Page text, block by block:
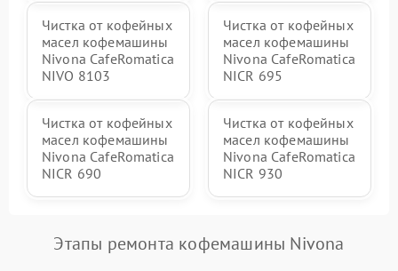
Чистка от кофейных
масел кофемашины
Nivona CafeRomatica
NIVO 8103
Чистка от кофейных
масел кофемашины
Nivona CafeRomatica
NICR 695
Чистка от кофейных
масел кофемашины
Nivona CafeRomatica
NICR 690
Чистка от кофейных
масел кофемашины
Nivona CafeRomatica
NICR 930
Этапы ремонта кофемашины Nivona